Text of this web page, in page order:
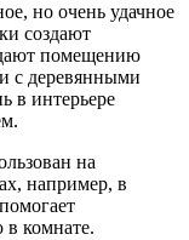
но очень удачное
создают
помещению
с деревянными
в интерьере
на
например, в
в комнате.